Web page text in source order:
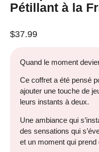
Pétillant à la
$37.99
Quand le moment
Ce coffret a été pensé
ajouter une touche de
leurs instants à deux.
Une ambiance qui
des sensations qui
et un moment qui prend